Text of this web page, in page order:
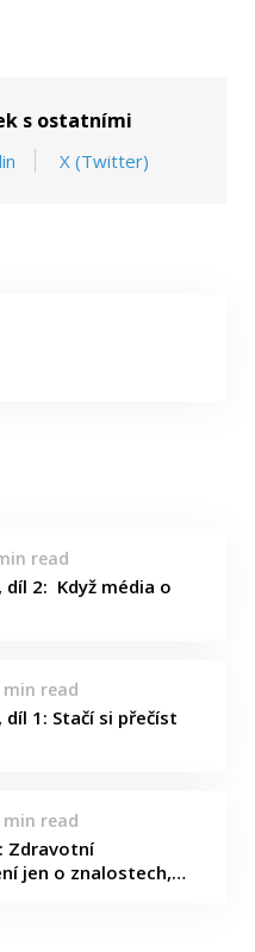
s ostatními
X (Twitter)
read
2: Když média o
min read
1: Stačí si přečíst
min read
Zdravotní
jen o znalostech,…